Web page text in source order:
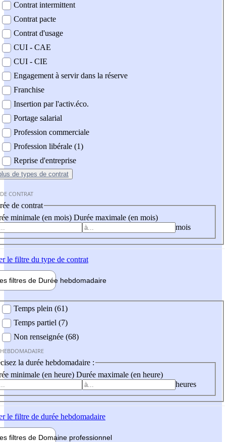
Contrat intermittent
Contrat pacte
Contrat d'usage
CUI - CAE
CUI - CIE
Engagement à servir dans la réserve
Franchise
Insertion par l'activ.éco.
Portage salarial
Profession commerciale
Profession libérale (1)
Reprise d'entreprise
de types de contrat
CONTRAT
de contrat
minimale (en mois) Durée maximale (en mois)
mois
le filtre du type de contrat
filtres de Durée hebdomadaire
Temps plein (61)
Temps partiel (7)
Non renseignée (68)
la durée hebdomadaire :
minimale (en heure) Durée maximale (en heure)
heures
le filtre de durée hebdomadaire
filtres de Domaine professionnel